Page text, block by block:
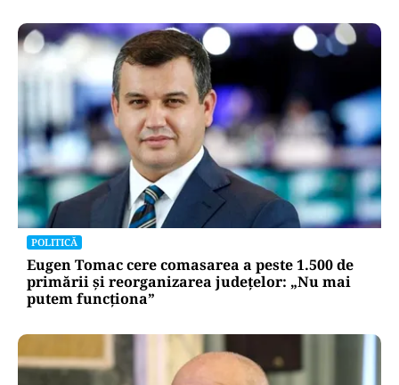
POLITICĂ
Eugen Tomac cere comasarea a peste 1.500 de
primării și reorganizarea județelor: „Nu mai
putem funcționa”